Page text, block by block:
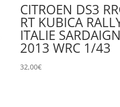
CITROEN DS3
RT KUBICA
ITALIE
2013 WRC 1/43
32,00€